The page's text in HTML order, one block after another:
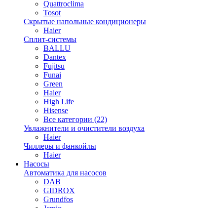
Quattroclima
Tosot
Скрытые напольные кондиционеры
Haier
Сплит-системы
BALLU
Dantex
Fujitsu
Funai
Green
Haier
High Life
Hisense
Все категории (22)
Увлажнители и очистители воздуха
Haier
Чиллеры и фанкойлы
Haier
Насосы
Автоматика для насосов
DAB
GIDROX
Grundfos